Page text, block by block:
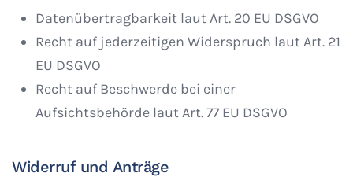
Datenübertragbarkeit laut Art. 20 EU DSGVO
Recht auf jederzeitigen Widerspruch laut Art. 21
EU DSGVO
Recht auf Beschwerde bei einer
Aufsichtsbehörde laut Art. 77 EU DSGVO
Widerruf und Anträge